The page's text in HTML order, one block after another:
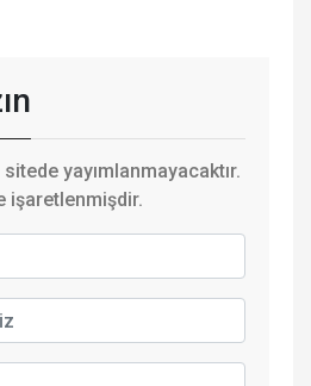
sitede yayımlanmayacaktır.
işaretlenmişdir.